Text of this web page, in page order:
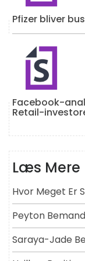
Pfizer bliver
Facebook-
Retail-
Læs Mere
Hvor Meget Er
Peyton
Saraya-Jade